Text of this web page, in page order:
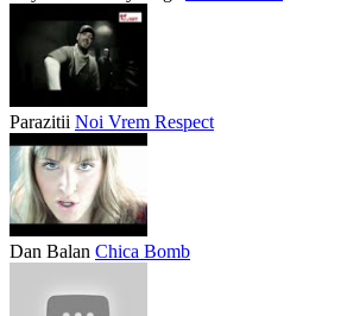
Parazitii Noi Vrem Respect
Dan Balan Chica Bomb